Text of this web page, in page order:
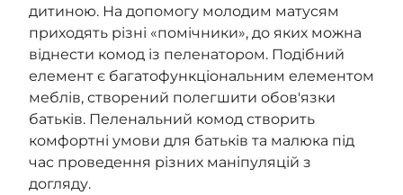
дитиною. На допомогу молодим матусям
приходять різні «помічники», до яких можна
віднести комод із пеленатором. Подібний
елемент є багатофункціональним елементом
меблів, створений полегшити обов'язки
батьків. Пеленальний комод створить
комфортні умови для батьків та малюка під
час проведення різних маніпуляцій з
догляду.